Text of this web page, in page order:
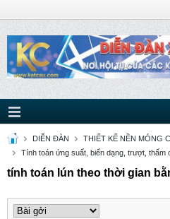
DIỄN ĐÀN
THIẾT KẾ NỀN MÓNG
Tính toán ứng suất, biến dạng, trượt, thấm
tính toán lún theo thời gian